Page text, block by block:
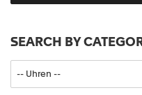
SEARCH BY